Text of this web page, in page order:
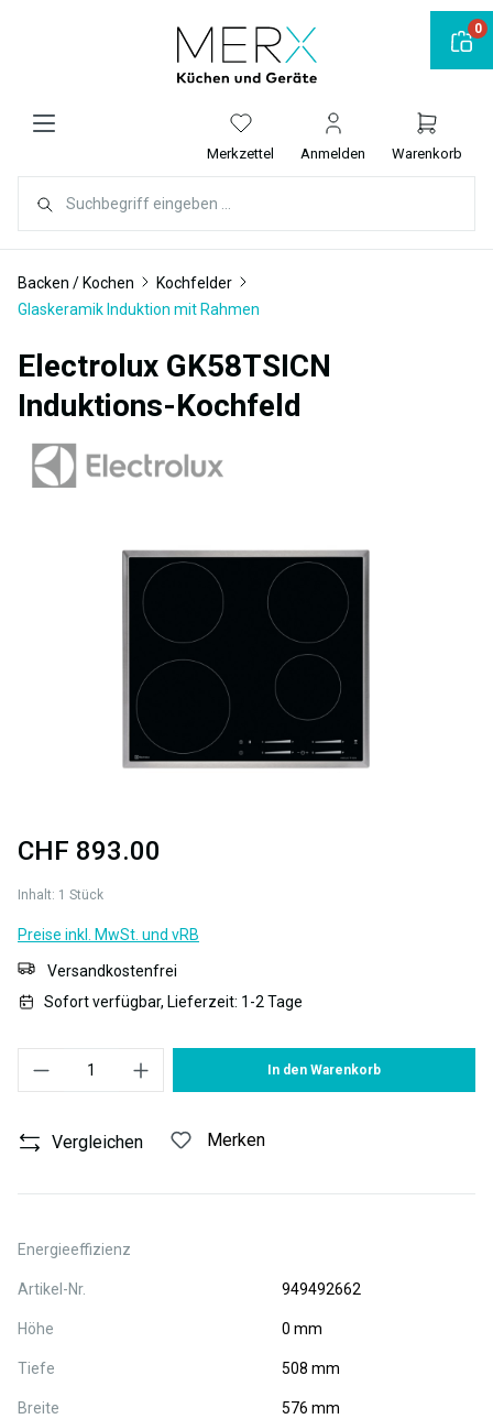
Merkzettel Anmelden Warenkorb
Backen / Kochen
Kochfelder
Glaskeramik Induktion mit Rahmen
Electrolux GK58TSICN
Induktions-Kochfeld
Bildergalerie überspringen
CHF 893.00
Inhalt: 1 Stück
Preise inkl. MwSt. und vRB
Versandkostenfrei
Sofort verfügbar, Lieferzeit: 1-2 Tage
In den Warenkorb
Vergleichen Merken
Energieeffizienz
Artikel-Nr. 949492662
Höhe 0 mm
Tiefe 508 mm
Breite 576 mm
0